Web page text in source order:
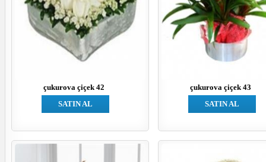
çukurova çiçek 42
SATIN AL
çukurova çiçek 43
SATIN AL